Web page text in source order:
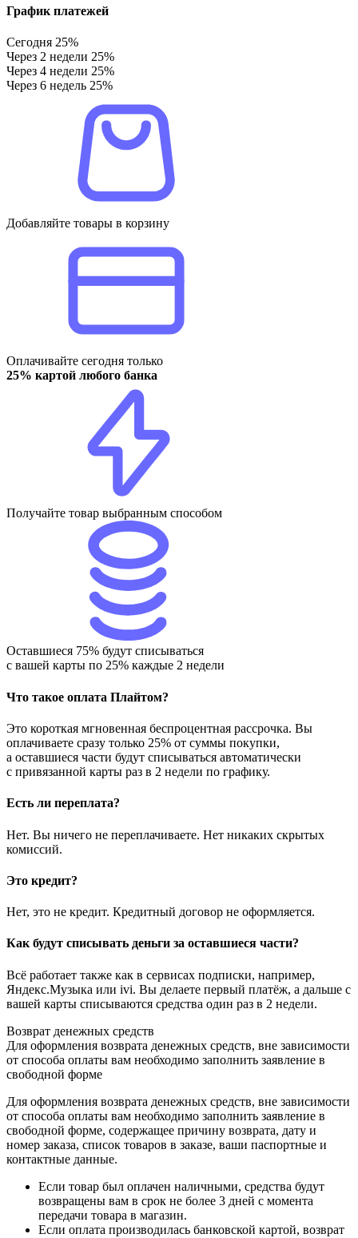
График платежей
Сегодня 25%
Через 2 недели 25%
Через 4 недели 25%
Через 6 недель 25%
Добавляйте товары в корзину
Оплачивайте сегодня только
25% картой любого банка
Получайте товар выбранным способом
Оставшиеся 75% будут списываться
с вашей карты по 25% каждые 2 недели
Что такое оплата Плайтом?
Это короткая мгновенная беспроцентная рассрочка. Вы
оплачиваете сразу только 25% от суммы покупки,
а оставшиеся части будут списываться автоматически
с привязанной карты раз в 2 недели по графику.
Есть ли переплата?
Нет. Вы ничего не переплачиваете. Нет никаких скрытых
комиссий.
Это кредит?
Нет, это не кредит. Кредитный договор не оформляется.
Как будут списывать деньги за оставшиеся части?
Всё работает также как в сервисах подписки, например,
Яндекс.Музыка или ivi. Вы делаете первый платёж, а дальше с
вашей карты списываются средства один раз в 2 недели.
Возврат денежных средств
Для оформления возврата денежных средств, вне зависимости
от способа оплаты вам необходимо заполнить заявление в
свободной форме
Для оформления возврата денежных средств, вне зависимости
от способа оплаты вам необходимо заполнить заявление в
свободной форме, содержащее причину возврата, дату и
номер заказа, список товаров в заказе, ваши паспортные и
контактные данные.
Если товар был оплачен наличными, средства будут
возвращены вам в срок не более 3 дней с момента
передачи товара в магазин.
Если оплата производилась банковской картой, возврат